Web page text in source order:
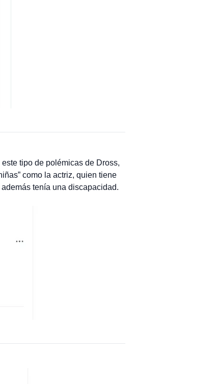
tipo de polémicas de Dross,
como la actriz, quien tiene
tenía una discapacidad.